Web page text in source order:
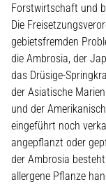
Forstwirtschaft und
Die
gebietsfremden
die Ambrosia, der
das Drüsige-
der Asiatische
und der
eingeführt noch
angepflanzt oder
der Ambrosia
allergene Pflanze